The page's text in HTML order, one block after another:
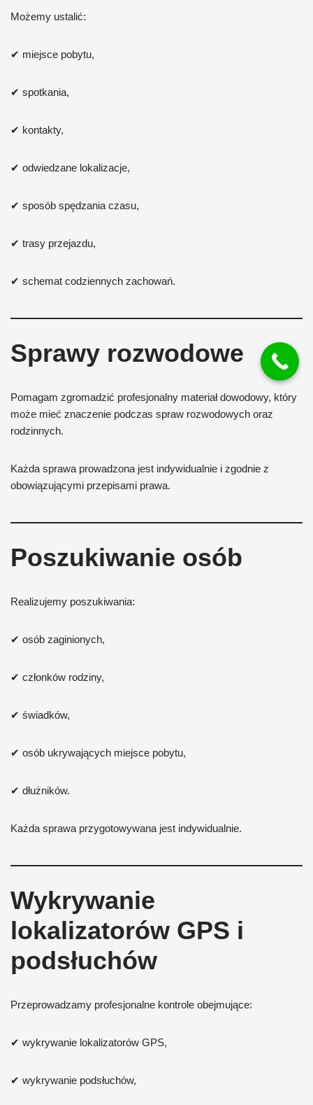
Możemy ustalić:
✔ miejsce pobytu,
✔ spotkania,
✔ kontakty,
✔ odwiedzane lokalizacje,
✔ sposób spędzania czasu,
✔ trasy przejazdu,
✔ schemat codziennych zachowań.
Sprawy rozwodowe
Pomagam zgromadzić profesjonalny materiał dowodowy, który
może mieć znaczenie podczas spraw rozwodowych oraz
rodzinnych.
Każda sprawa prowadzona jest indywidualnie i zgodnie z
obowiązującymi przepisami prawa.
Poszukiwanie osób
Realizujemy poszukiwania:
✔ osób zaginionych,
✔ członków rodziny,
✔ świadków,
✔ osób ukrywających miejsce pobytu,
✔ dłużników.
Każda sprawa przygotowywana jest indywidualnie.
Wykrywanie
lokalizatorów GPS i
podsłuchów
Przeprowadzamy profesjonalne kontrole obejmujące:
✔ wykrywanie lokalizatorów GPS,
✔ wykrywanie podsłuchów,